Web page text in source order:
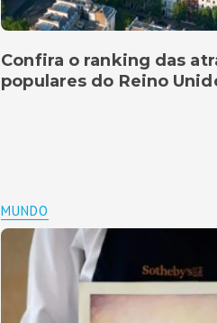
Confira o ranking das
populares do Reino
MUNDO